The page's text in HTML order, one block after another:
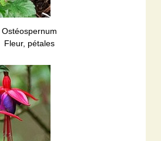
Ostéospernum
Fleur, pétales